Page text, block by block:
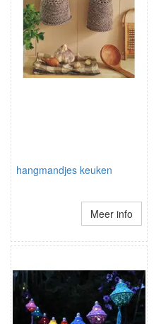
hangmandjes keuken
Meer info